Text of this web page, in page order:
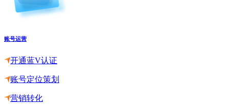
账号运营
开通蓝V认证
账号定位策划
营销转化